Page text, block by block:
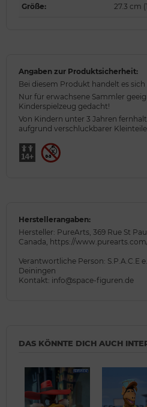
Größe: 27.3 cm
Angaben zur Produktsicherheit:
Bei diesem Produkt handelt es
Nur für erwachsene Sammler
Kinderspielzeug gedacht!
Von Kindern unter 3 Jahren
aufgrund verschluckbarer Kleinteile.
Herstellerangaben:
Hersteller: PureArts, 369 Rue St
Canada, https://
Verantwortliche Person: S.P.A.C.E
Deiningen
Kontakt: info@space-figuren.de
DAS KÖNNTE DICH AUCH